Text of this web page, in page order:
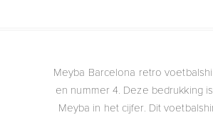
Meyba Barcelona retro
en nummer 4. Deze bedrukking
Meyba in het cijfer. Dit